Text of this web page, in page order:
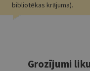
bibliotēkas krājuma).
Grozījumi